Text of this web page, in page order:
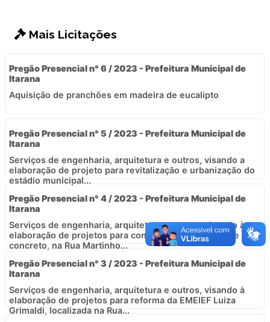
Mais Licitações
Pregão Presencial n° 6 / 2023 - Prefeitura Municipal de
Itarana
Aquisição de pranchões em madeira de eucalipto
Pregão Presencial n° 5 / 2023 - Prefeitura Municipal de
Itarana
Serviços de engenharia, arquitetura e outros, visando a
elaboração de projeto para revitalização e urbanização do
estádio municipal...
Pregão Presencial n° 4 / 2023 - Prefeitura Municipal de
Itarana
Serviços de engenharia, arquitetura e outros, visando à
elaboração de projetos para construção de uma ponte de
concreto, na Rua Martinho...
Pregão Presencial n° 3 / 2023 - Prefeitura Municipal de
Itarana
Serviços de engenharia, arquitetura e outros, visando à
elaboração de projetos para reforma da EMEIEF Luiza
Grimaldi, localizada na Rua...